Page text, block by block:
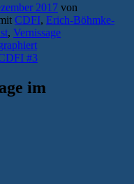
2017 von
CDFI, Erich-Böhmke-
, Vernissage
#3
im